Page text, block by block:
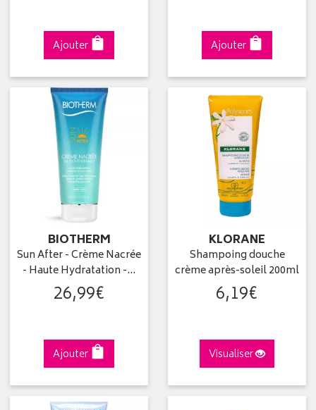
Ajouter Ajouter
BIOTHERM
Sun After - Crème Nacrée
- Haute Hydratation -…
26,99€
Ajouter
KLORANE
Shampoing douche
crème après-soleil 200ml
6,19€
Visualiser